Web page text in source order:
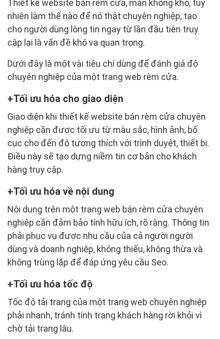
Thiết kế website bán rèm cửa, màn không khó, tuy
nhiên làm thế nào để nó thật chuyên nghiệp, tạo
cho người dùng lòng tin ngay từ lần đầu tiên truy
cập lại là vấn đề khó va quan trọng.
Dưới đây là một vài tiêu chí dùng để đánh giá độ
chuyên nghiệp của một trang web rèm cửa.
Tối ưu hóa cho giao diện
Giao diện khi thiết kế website bán rèm cửa chuyên
nghiệp cần được tối ưu từ màu sắc, hình ảnh, bố
cục cho đến độ tương thích với trình duyệt, thiết bị.
Điều này sẽ tạo dựng niềm tin cơ bản cho khách
hàng truy cập.
Tối ưu hóa về nội dung
Nội dung trên một trang web bán rèm cửa chuyên
nghiệp cần đảm bảo tính hữu ích, rõ ràng. Thông tin
phải phục vụ được nhu cầu của cả người người
dùng và doanh nghiệp, không thiếu, không thừa và
không trùng lặp để đáp ứng yêu cầu Seo.
Tối ưu hóa tốc độ
Tốc độ tải trang của một trang web chuyên nghiệp
phải nhanh, tránh tính trạng khách hàng rời khỏi vì
chờ tải trang lâu.